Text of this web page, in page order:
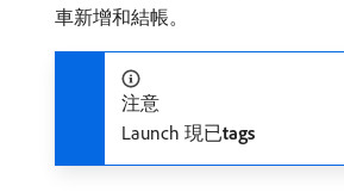
車新增和結帳。
注意
Launch 現已​tags